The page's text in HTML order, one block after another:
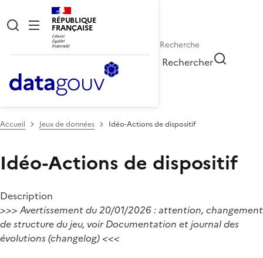
RÉPUBLIQUE
FRANÇAISE
Rechercher
Accueil Jeux de données Idéo-Actions de dispositif
Idéo-Actions de dispositif
Description
>>> Avertissement du 20/01/2026 : attention, changement
de structure du jeu, voir Documentation et journal des
évolutions (changelog) <<<